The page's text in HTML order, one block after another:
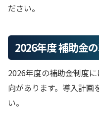
ださい。
2026年度 補助金
2026年度の補助金制度
向があります。導入計画
い。